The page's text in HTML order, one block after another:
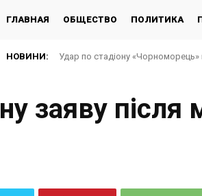
ГЛАВНАЯ ОБЩЕСТВО ПОЛИТИКА
НОВИНИ: Удар по стадіону
заяву після